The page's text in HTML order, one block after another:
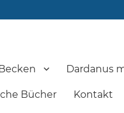
Dardanus
Bücher Kontakt